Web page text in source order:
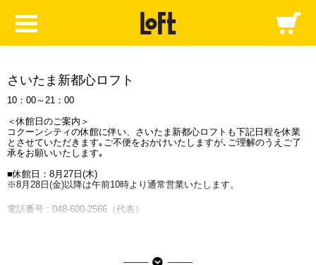
さいたま新都心ロフト
10：00～21：00
＜休館日のご案内＞
コクーンシティの休館に伴い、さいたま新都心ロフトも下記日程を休業
とさせていただきます｡ご不便をおかけいたしますが､ご理解のうえご了
承をお願いいたします｡
■休館日：8月27日(木)
※8月28日(金)以降は午前10時より通常営業いたします。
電話番号 : 048-600-2566 （代表）
埼玉県さいたま市大宮区吉敷町4-267-2 コクーン1 北館2階